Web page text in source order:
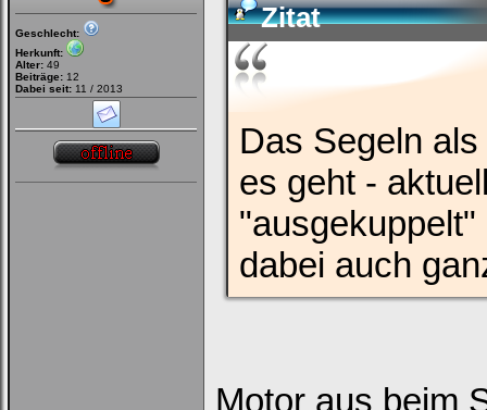
Geschlecht:
Herkunft:
Alter: 49
Beiträge: 12
Dabei seit: 11 / 2013
Zitat
Das Segeln
es geht -
dabei auch
Motor aus beim